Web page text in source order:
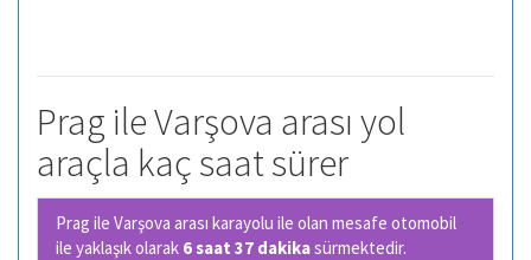
Prag ile Varşova arası yol
araçla kaç saat sürer
Prag ile Varşova arası karayolu ile olan mesafe otomobil
ile yaklaşık olarak 6 saat 37 dakikasürmektedir.